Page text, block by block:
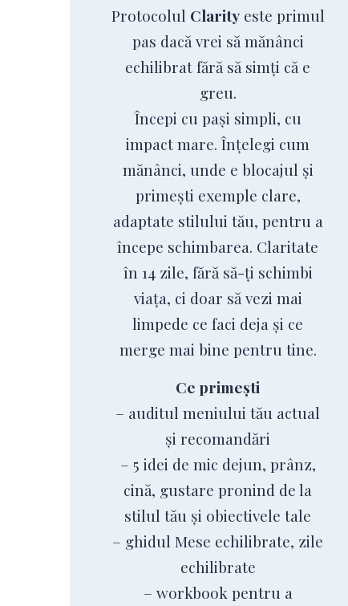
Protocolul Clarityeste primul
pas dacă vrei să mănânci
echilibrat fără să simți că e
greu.
Începi cu pași simpli, cu
impact mare. Înțelegi cum
mănânci, unde e blocajul și
primești exemple clare,
adaptate stilului tău, pentru a
începe schimbarea. Claritate
în 14 zile, fără să-ți schimbi
viața, ci doar să vezi mai
limpede ce faci deja și ce
merge mai bine pentru tine.
Ce primești
– auditul meniului tău actual
și recomandări
– 5 idei de mic dejun, prânz,
cină, gustare pronind de la
stilul tău și obiectivele tale
– ghidul Mese echilibrate, zile
echilibrate
– workbook pentru a